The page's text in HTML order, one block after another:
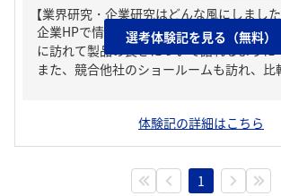
【業界研究・企業研究はどんな風にしました
企業HPで情報収取を行うだけでなく、実
に訪れて製品の良さについて語れるように
また、競合他社のショールームも訪れ、比
選考体験記を見る（無料）
体験記の詳細はこちら
1